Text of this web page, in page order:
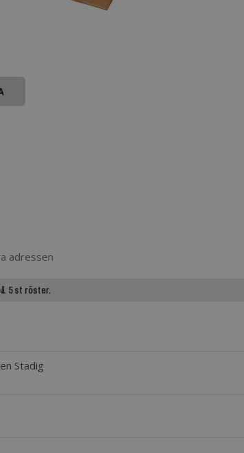
adressen
5 st röster.
Stadig